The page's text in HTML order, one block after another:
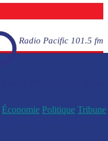
Radio Pacific 101.5 fm
Économie Politique Tribune